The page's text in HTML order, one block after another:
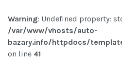
Warning: Undefined property:
/var/www/vhosts/auto-
bazary.info/httpdocs/
on line 41